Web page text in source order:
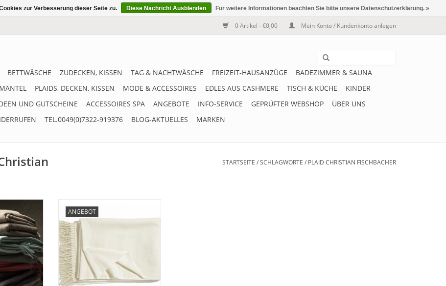
0 Artikel - €0,00 Mein Konto / Kundenkonto anlegen
BETTWÄSCHE ZUDECKEN, KISSEN TAG & NACHTWÄSCHE FREIZEIT-HAUSANZÜGE
BADEZIMMER & SAUNA
PLAIDS, DECKEN, KISSEN MODE & ACCESSOIRES EDLES AUS CASHMERE TISCH & KÜCHE
KINDER
UND GUTSCHEINE
ACCESSOIRES SPA ANGEBOTE INFO-SERVICE GEPRÜFTER WEBSHOP
ÜBER UNS
TEL.0049(0)7322-919376 BLOG-AKTUELLES MARKEN
STARTSEITE /SCHLAGWORTE / PLAID CHRISTIAN FISCHBACHER
1819".
Wolle
in 12
lieferbar.
ANGEBOT
und superweiches PURO Plaid
Fischbacher1819. Feinste Baby-
Alpaka Wolle 130x200 cm mit
ZUM WARENKORB HINZUFÜGEN
zur Verbesserung dieser Seite zu. Diese Nachricht Ausblenden Für weitere Informationen beachten Sie bitte unsere Datenschutzerklärung. »